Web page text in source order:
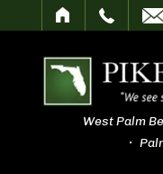
BUSCAR
West Palm